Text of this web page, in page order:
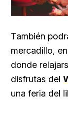
También
mercadillo,
donde
disfrutas del
una feria del